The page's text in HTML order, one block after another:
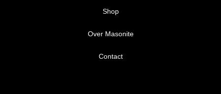
Shop
Alle producten
Proefpakket
Over Masonite
Contact